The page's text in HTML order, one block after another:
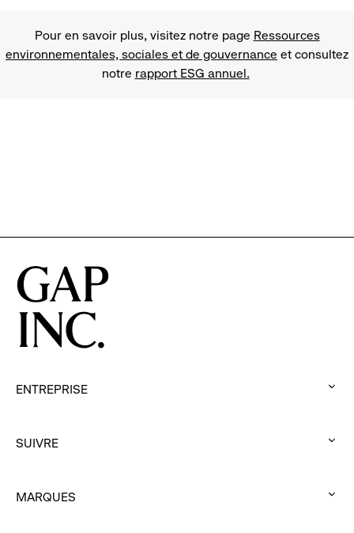
Pour en savoir plus, visitez notre page Ressources
environnementales, sociales et de gouvernance et consultez
notre rapport ESG annuel.
ENTREPRISE
to
SUIVRE
to
MARQUES